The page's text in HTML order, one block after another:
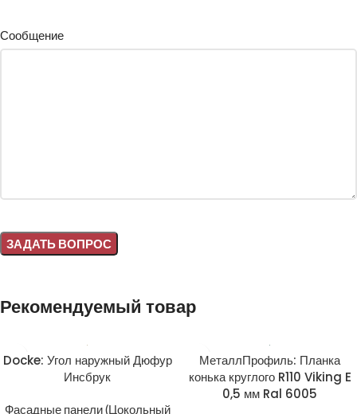
Сообщение
Рекомендуемый товар
Docke: Угол наружный Дюфур
Инсбрук
Фасадные панели (Цокольный
МеталлПрофиль: Планка
конька круглого R110 Viking E
0,5 мм Ral 6005